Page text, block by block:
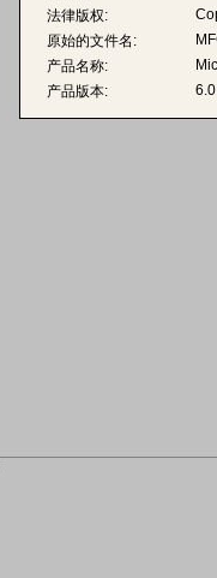
法律版权:
原始的文件名:
产品名称:
产品版本: